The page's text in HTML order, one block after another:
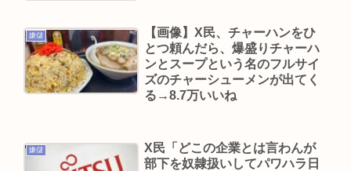
【画像】男の一人暮らし部屋、結局このあたりが
最強www
6大、犯罪者と聞いて思いついた有名人「市橋達
56歳”ミッチー”及川光博、再婚と妻の妊娠を発表
嫌儲
【画像】X民、チャーハンをひ
とつ頼んだら、爆盛りチャーハ
ンとスープという名のフルサイ
ズのチャーシューメンが出てく
る→8.7万いいね
嫌儲
X民「どこの企業とは言わんが
部下を奴隷扱いしてパワハラ日